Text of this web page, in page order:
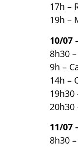
17h –
19h –
10/07
8h30
9h –
14h –
19h30
11/07
8h30